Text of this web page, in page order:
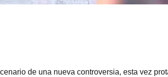
de una nueva controversia, esta vez